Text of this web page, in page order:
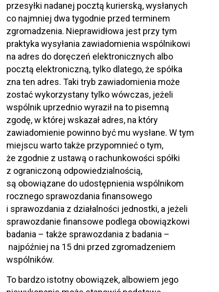
przesyłki nadanej pocztą kurierską, wysłanych
co najmniej dwa tygodnie przed terminem
zgromadzenia. Nieprawidłowa jest przy tym
praktyka wysyłania zawiadomienia wspólnikowi
na adres do doręczeń elektronicznych albo
pocztą elektroniczną, tylko dlatego, że spółka
zna ten adres. Taki tryb zawiadomienia może
zostać wykorzystany tylko wówczas, jeżeli
wspólnik uprzednio wyraził na to pisemną
zgodę, w której wskazał adres, na który
zawiadomienie powinno być mu wysłane. W tym
miejscu warto także przypomnieć o tym,
że zgodnie z ustawą o rachunkowości spółki
z ograniczoną odpowiedzialnością,
są obowiązane do udostępnienia wspólnikom
rocznego sprawozdania finansowego
i sprawozdania z działalności jednostki, a jeżeli
sprawozdanie finansowe podlega obowiązkowi
badania – także sprawozdania z badania –
najpóźniej na 15 dni przed zgromadzeniem
wspólników.
To bardzo istotny obowiązek, albowiem jego